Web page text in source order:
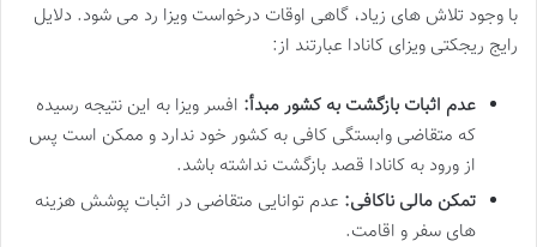
با وجود تلاش های زیاد، گاهی اوقات درخواست ویزا رد می شود. دلایل
رایج ریجکتی ویزای کانادا عبارتند از:
عدم اثبات بازگشت به کشور مبدأ: افسر ویزا به این نتیجه رسیده
که متقاضی وابستگی کافی به کشور خود ندارد و ممکن است پس
از ورود به کانادا قصد بازگشت نداشته باشد.
تمکن مالی ناکافی: عدم توانایی متقاضی در اثبات پوشش هزینه
های سفر و اقامت.